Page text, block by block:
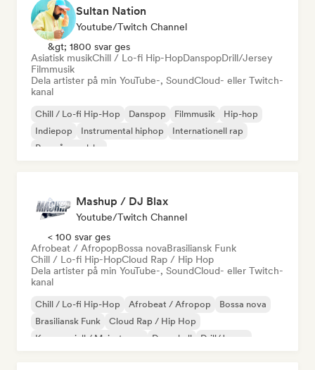
Sultan Nation
Youtube/Twitch Channel
&gt; 1800 svar ges
Asiatisk musikChill / Lo-fi Hip-HopDanspopDrill/Jersey
Filmmusik
Dela artister på min YouTube-, SoundCloud- eller Twitch-
kanal
Chill / Lo-fi Hip-Hop Danspop Filmmusik
Hip-hop
Indiepop
Instrumental hiphop
Internationell rap
Rap på engelska
Mashup / DJ Blax
Youtube/Twitch Channel
< 100 svar ges
Afrobeat / AfropopBossa novaBrasiliansk Funk
Chill / Lo-fi Hip-HopCloud Rap / Hip Hop
Dela artister på min YouTube-, SoundCloud- eller Twitch-
kanal
Chill / Lo-fi Hip-Hop Afrobeat / Afropop
Bossa nova
Brasiliansk Funk
Cloud Rap / Hip Hop
Kommersiell / Mainstream
Dancehall Drill/Jersey